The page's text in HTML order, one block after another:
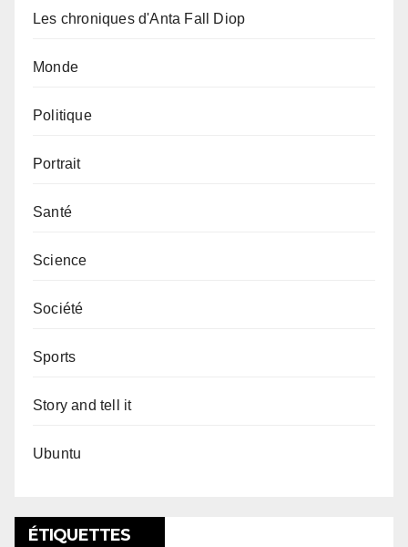
Les chroniques d'Anta Fall Diop
Monde
Politique
Portrait
Santé
Science
Société
Sports
Story and tell it
Ubuntu
ÉTIQUETTES